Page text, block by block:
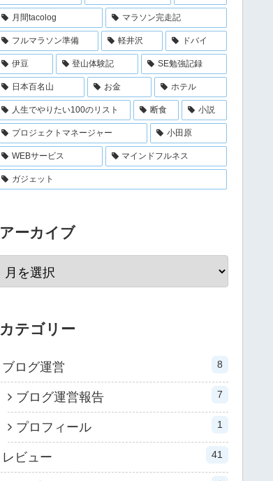
月間tacolog マラソン完走記
フルマラソン準備 軽井沢 ドバイ
伊豆 登山体験記 SE勉強記録
日本百名山 お金 ホテル
人生でやりたい100のリスト 断食 小説
プロジェクトマネージャー 小田原
WEBサービス マインドフルネス
ガジェット
アーカイブ
カテゴリー
ブログ運営 8
ブログ運営報告 7
プロフィール 1
レビュー 41